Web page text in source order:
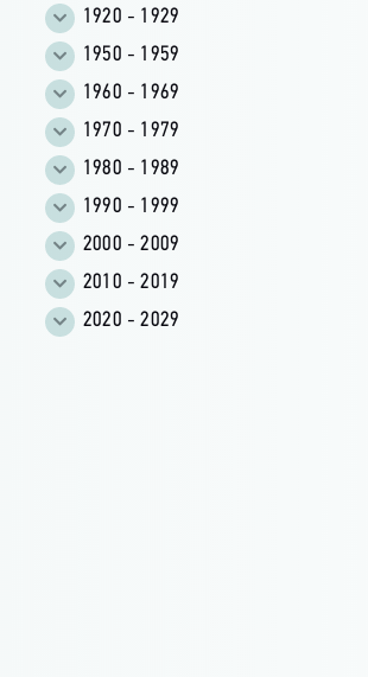
1920 - 1929
1950 - 1959
1960 - 1969
1970 - 1979
1980 - 1989
1990 - 1999
2000 - 2009
2010 - 2019
2020 - 2029